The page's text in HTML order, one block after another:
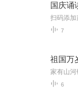
国庆诵
7
祖国万
6